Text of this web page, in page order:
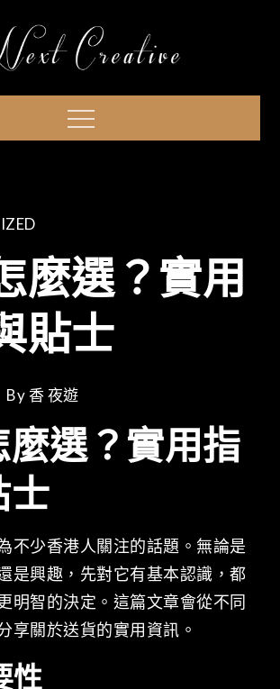
Menu
麼選？實用
貼士
By香 夜遊
麼選？實用指
士
不少香港人關注的話題。無論是
是興趣，先對它有基本認識，都
明智的決定。這篇文章會從不同
享關於送貨的實用資訊。
性